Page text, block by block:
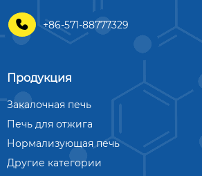
 +86-571-88777329
Продукция
Закалочная печь
Печь для отжига
Нормализующая печь
Другие категории